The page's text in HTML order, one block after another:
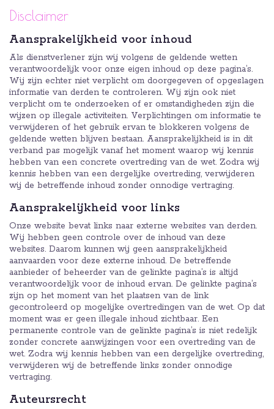
Disclaimer
Aansprakelijkheid voor inhoud
Als dienstverlener zijn wij volgens de geldende wetten
verantwoordelijk voor onze eigen inhoud op deze pagina’s.
Wij zijn echter niet verplicht om doorgegeven of opgeslagen
informatie van derden te controleren. Wij zijn ook niet
verplicht om te onderzoeken of er omstandigheden zijn die
wijzen op illegale activiteiten. Verplichtingen om informatie te
verwijderen of het gebruik ervan te blokkeren volgens de
geldende wetten blijven bestaan. Aansprakelijkheid is in dit
verband pas mogelijk vanaf het moment waarop wij kennis
hebben van een concrete overtreding van de wet. Zodra wij
kennis hebben van een dergelijke overtreding, verwijderen
wij de betreffende inhoud zonder onnodige vertraging.
Aansprakelijkheid voor links
Onze website bevat links naar externe websites van derden.
Wij hebben geen controle over de inhoud van deze
websites. Daarom kunnen wij geen aansprakelijkheid
aanvaarden voor deze externe inhoud. De betreffende
aanbieder of beheerder van de gelinkte pagina’s is altijd
verantwoordelijk voor de inhoud ervan. De gelinkte pagina’s
zijn op het moment van het plaatsen van de link
gecontroleerd op mogelijke overtredingen van de wet. Op dat
moment was er geen illegale inhoud zichtbaar. Een
permanente controle van de gelinkte pagina’s is niet redelijk
zonder concrete aanwijzingen voor een overtreding van de
wet. Zodra wij kennis hebben van een dergelijke overtreding,
verwijderen wij de betreffende links zonder onnodige
vertraging.
Auteursrecht